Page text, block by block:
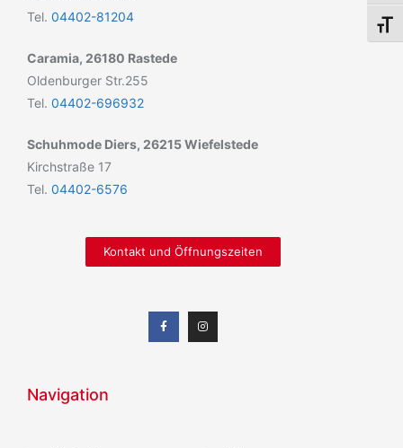
Tel. 04402-81204
Caramia, 26180 Rastede
Oldenburger Str.255
Tel. 04402-696932
Schuhmode Diers, 26215 Wiefelstede
Kirchstraße 17
Tel. 04402-6576
Kontakt und Öffnungszeiten
Navigation